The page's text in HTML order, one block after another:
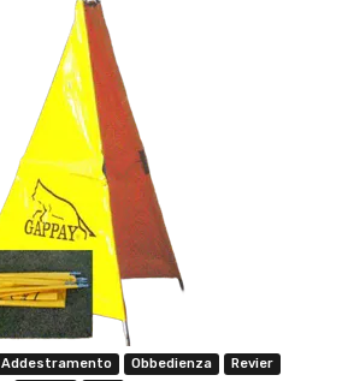
Addestramento Obbedienza
Revier